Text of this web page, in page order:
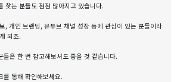
찾는 분들도 점점 많아지고 있습니다.
, 개인 브랜딩, 유튜브 채널 성장 등에 관심이 있는 분들이라
되죠.
들은 한 번 참고해보셔도 좋을 것 같습니다.
를 통해 확인해보세요.